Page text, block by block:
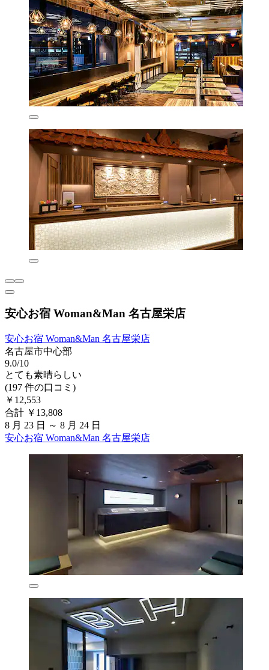
安心お宿 Woman&Man 名古屋栄店
安心お宿 Woman&Man 名古屋栄店
名古屋市中心部
9.0/10
とても素晴らしい
(197 件の口コミ)
￥12,553
合計 ￥13,808
8 月 23 日 ～ 8 月 24 日
安心お宿 Woman&Man 名古屋栄店